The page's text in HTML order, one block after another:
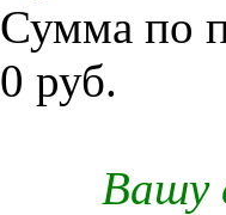
Сумма по
0 руб.
Вашу